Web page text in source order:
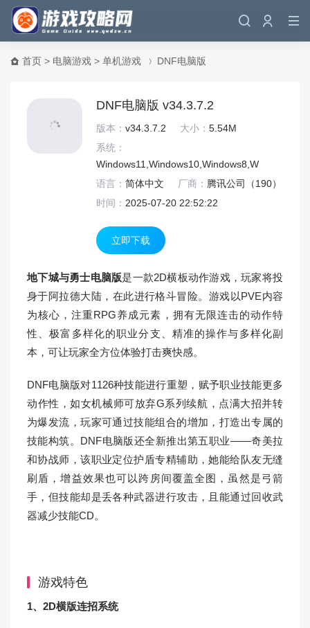
首页 > 电脑游戏 > 单机游戏 DNF电脑版
DNF电脑版 v34.3.7.2
版本： v34.3.7.2 大小： 5.54M
系统：
Windows11,Windows10,Windows8,W
语言： 简体中文 厂商： 腾讯公司（190）
时间： 2025-07-20 22:52:22
立即下载
地下城与勇士电脑版是一款2D横板动作游戏，玩家将投
身于阿拉德大陆，在此进行格斗冒险。游戏以PVE内容
为核心，注重RPG养成元素，拥有无限连击的动作特
性、极富多样化的职业分支、精准的操作与多样化副
本，可让玩家全方位体验打击爽快感。
DNF电脑版对1126种技能进行重塑，赋予职业技能更多
动作性，如女机械师可放弃G系列续航，点满大招并转
为爆发流，玩家可通过技能组合的增加，打造出专属的
技能构筑。DNF电脑版还全新推出第五职业——奇美拉
和协战师，该职业定位护盾专精辅助，她能给队友无缝
刷盾，增益效果也可以跨房间覆盖全图，虽然是弓箭
手，但技能却是丢各种武器进行攻击，且能通过回收武
器减少技能CD。
游戏特色
1、2D横版连招系统